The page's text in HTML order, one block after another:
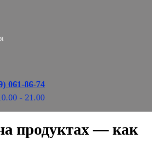
061-86-74
- 21.00
продуктах — как